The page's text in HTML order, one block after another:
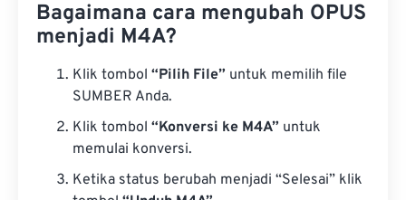
Bagaimana cara mengubah OPUS
menjadi M4A?
Klik tombol “Pilih File” untuk memilih file
SUMBER Anda.
Klik tombol “Konversi ke M4A” untuk
memulai konversi.
Ketika status berubah menjadi “Selesai” klik